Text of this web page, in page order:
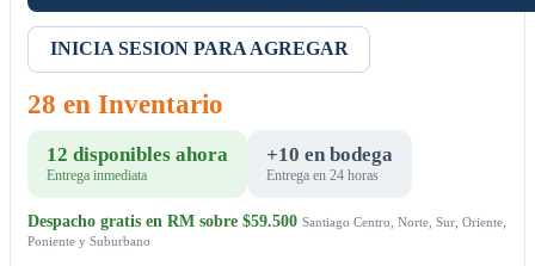
INICIA SESION PARA AGREGAR
28 en Inventario
12 disponibles ahora
Entrega inmediata
+10 en bodega
Entrega en 24 horas
Despacho gratis en RM sobre $59.500 Santiago Centro, Norte, Sur, Oriente,
Poniente y Suburbano